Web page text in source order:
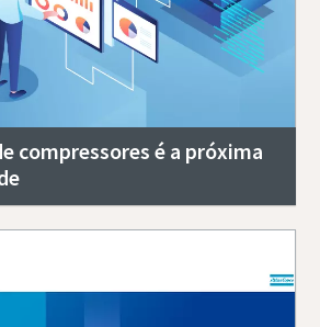
compressores é a próxima